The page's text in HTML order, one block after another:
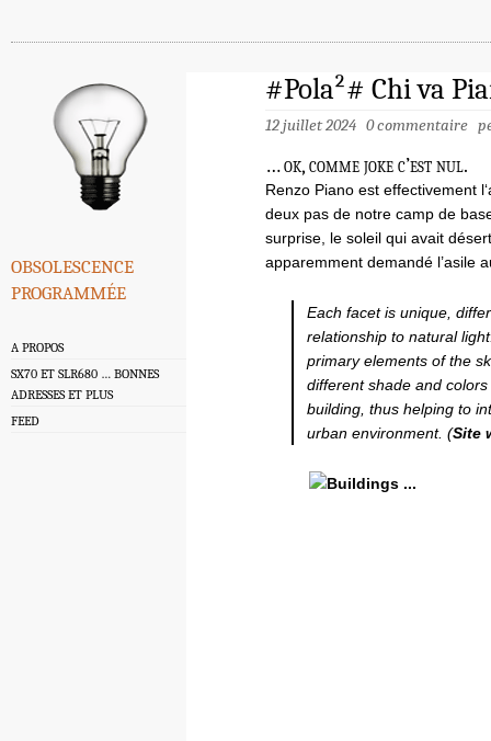
obsolescence
programmée
A PROPOS
SX70 ET SLR680 … BONNES
ADRESSES ET PLUS
FEED
#Pola²# Chi va
12 juillet 2024 0 commentaire
… ok, comme joke c’est nul.
Renzo Piano est effectivement
deux pas de notre camp de
surprise, le soleil qui avait
apparemment demandé l’asile
Each facet is unique,
relationship to natural
primary elements of the
different shade and
building, thus helping to
urban environment. (Site